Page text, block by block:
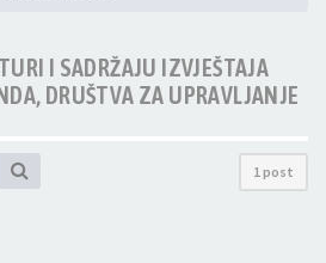
I SADRŽAJU IZVJEŠTAJA
DRUŠTVA ZA UPRAVLJANJE
1 post